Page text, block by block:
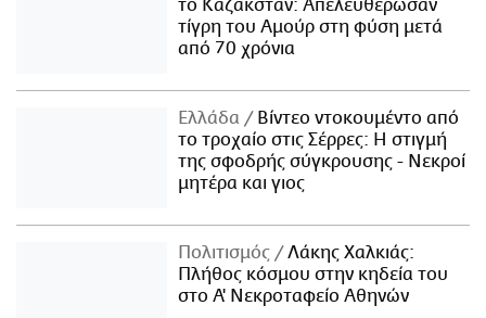
το Καζακστάν: Απελευθέρωσαν
τίγρη του Αμούρ στη φύση μετά
από 70 χρόνια
Ελλάδα
Βίντεο ντοκουμέντο από
το τροχαίο στις Σέρρες: Η στιγμή
της σφοδρής σύγκρουσης - Νεκροί
μητέρα και γιος
Πολιτισμός
Λάκης Χαλκιάς:
Πλήθος κόσμου στην κηδεία του
στο Α' Νεκροταφείο Αθηνών